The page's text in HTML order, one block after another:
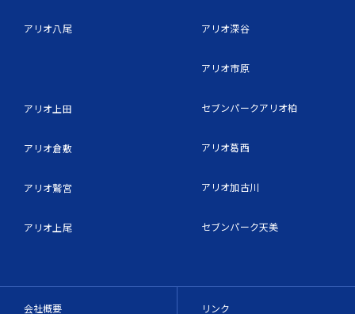
アリオ八尾
アリオ上田
アリオ倉敷
アリオ鷲宮
アリオ上尾
アリオ深谷
アリオ市原
セブンパークアリオ柏
アリオ葛西
アリオ加古川
セブンパーク天美
会社概要 リンク